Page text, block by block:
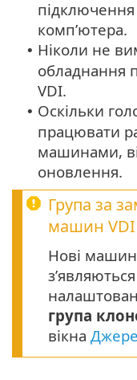
підключення
комп’ютера.
• Ніколи не
обладнання
VDI.
• Оскільки
працювати
машинами,
оновлення.
Група за
машин VDI
Нові
група
вікна